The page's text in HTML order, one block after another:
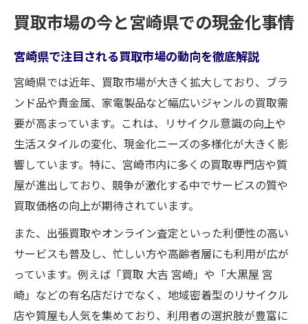
宮崎県で賢く不用品を買取現金化する方法
化ポイント
不用品を賢く売る宮崎県でのコツとは
買取で失敗しない宮崎の不用品売却の流れ
宮崎県で賢く不用品を売るための買取活用
術
高価買取を狙う宮崎の不用品整理ポイント
出張買取サービスを活用した不用品現金化
のコツ
複数店舗で比較する宮崎の買取査定テクニ
ック
高価買取を実現するターゲット選びの秘訣
買取市場の今と宮崎県での現金化事情
宮崎県で注目される買取市場の動向を徹底解説
宮崎県では近年、買取市場が大きく拡大しており、ブラ
ンド品や貴金属、家電製品など幅広いジャンルの買取需
要が高まっています。これは、リサイクル意識の向上や
生活スタイルの変化、現金化ニーズの多様化が大きく影
響しています。特に、宮崎市内に多くの買取専門店や質
屋が進出しており、競争が激化する中でサービスの質や
買取価格の向上が期待されています。
また、出張買取やオンライン査定といった利便性の高い
サービスも普及し、忙しい方や高齢者層にも利用が広が
っています。例えば「買取 大吉 宮崎」や「大黒屋 宮
崎」などの有名店だけでなく、地域密着型のリサイクル
店や質屋も人気を集めており、利用者の選択肢が豊富に